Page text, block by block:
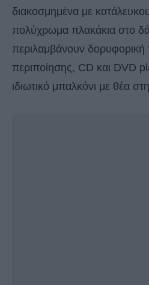
διακοσμημένα με
πολύχρωμα πλακάκια στο
περιλαμβάνουν δορυφορική
περιποίησης, CD και DVD
ιδιωτικό μπαλκόνι με θέα